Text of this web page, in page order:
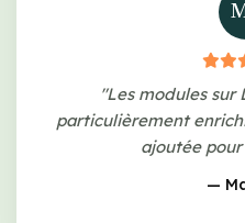
"Les modules sur
particulièrement
ajoutée
—